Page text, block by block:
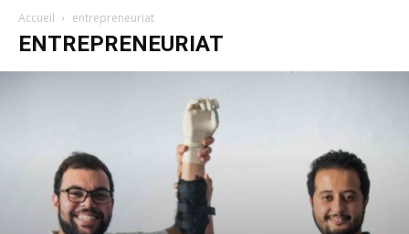
Accueil entrepreneuriat
ENTREPRENEURIAT